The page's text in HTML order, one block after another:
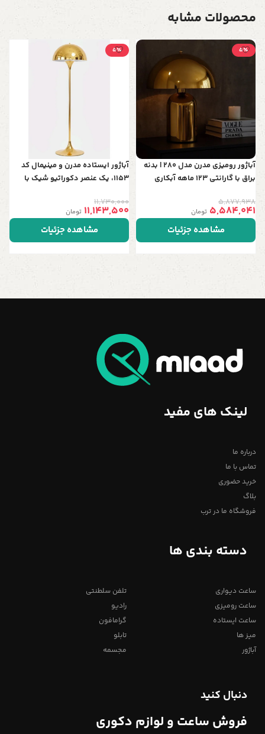
محصولات مشابه
5٪
آباژور رومیزی مدرن مدل 280 | بدنه
براق با گارانتی 123 ماهه آبکاری
5,877,938
5,584,041 تومان
مشاهده جزئیات
5٪
آباژور ایستاده مدرن و مینیمال کد
1153، یک عنصر دکوراتیو شیک با
رنگ خاص و جذاب
11,730,000
11,143,500 تومان
مشاهده جزئیات
لینک های مفید
درباره ما
تماس با ما
خرید حضوری
بلاگ
فروشگاه ما در ترب
دسته بندی ها
ساعت دیواری
ساعت رومیزی
ساعت ایستاده
میز ها
آباژور
تلفن سلطنتی
رادیو
گرامافون
تابلو
مجسمه
دنبال کنید
فروش ساعت و لوازم دکوری